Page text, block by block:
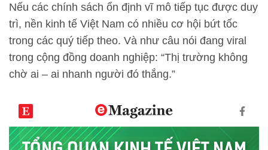
Nếu các chính sách ổn định vĩ mô tiếp tục được duy
trì, nền kinh tế Việt Nam có nhiều cơ hội bứt tốc
trong các quý tiếp theo. Và như câu nói đang viral
trong cộng đồng doanh nghiệp: “Thị trường không
chờ ai – ai nhanh người đó thắng.”